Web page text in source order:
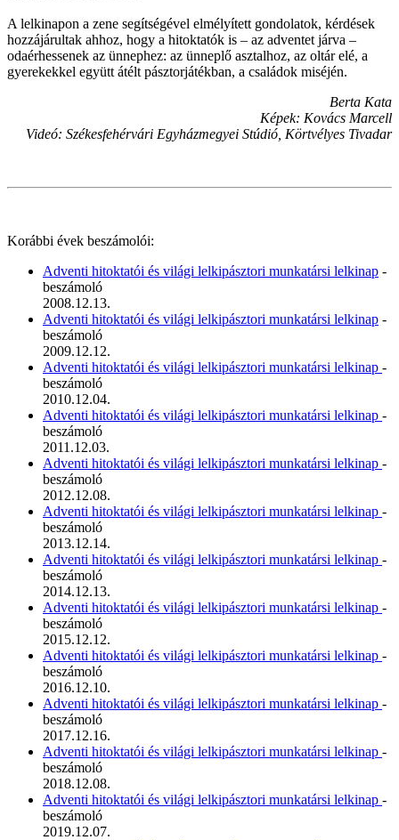
A lelkinapon a zene segítségével elmélyített gondolatok, kérdések
hozzájárultak ahhoz, hogy a hitoktatók is – az adventet járva –
odaérhessenek az ünnephez: az ünneplő asztalhoz, az oltár elé, a
gyerekekkel együtt átélt pásztorjátékban, a családok miséjén.
Berta Kata
Képek: Kovács Marcell
Videó: Székesfehérvári Egyházmegyei Stúdió, Körtvélyes Tivadar
Korábbi évek beszámolói:
Adventi hitoktatói és világi lelkipásztori munkatársi lelkinap -
beszámoló
2008.12.13.
Adventi hitoktatói és világi lelkipásztori munkatársi lelkinap -
beszámoló
2009.12.12.
Adventi hitoktatói és világi lelkipásztori munkatársi lelkinap -
beszámoló
2010.12.04.
Adventi hitoktatói és világi lelkipásztori munkatársi lelkinap -
beszámoló
2011.12.03.
Adventi hitoktatói és világi lelkipásztori munkatársi lelkinap -
beszámoló
2012.12.08.
Adventi hitoktatói és világi lelkipásztori munkatársi lelkinap -
beszámoló
2013.12.14.
Adventi hitoktatói és világi lelkipásztori munkatársi lelkinap -
beszámoló
2014.12.13.
Adventi hitoktatói és világi lelkipásztori munkatársi lelkinap -
beszámoló
2015.12.12.
Adventi hitoktatói és világi lelkipásztori munkatársi lelkinap -
beszámoló
2016.12.10.
Adventi hitoktatói és világi lelkipásztori munkatársi lelkinap -
beszámoló
2017.12.16.
Adventi hitoktatói és világi lelkipásztori munkatársi lelkinap -
beszámoló
2018.12.08.
Adventi hitoktatói és világi lelkipásztori munkatársi lelkinap -
beszámoló
2019.12.07.